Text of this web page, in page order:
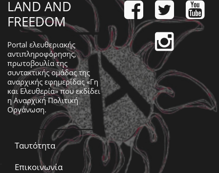
LAND AND
FREEDOM
Portal ελευθεριακής
αντιπληροφόρησης,
πρωτοβουλία της
συντακτικής ομάδας της
αναρχικής εφημερίδας «Γη
και Ελευθερία» που εκδίδει
ηΑναρχική Πολιτική
Οργάνωση.
Ταυτότητα
Επικοινωνία